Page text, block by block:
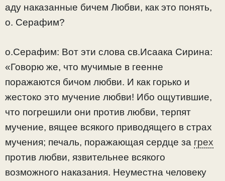
аду наказанные бичем Любви, как это понять,
о. Серафим?
о.Серафим: Вот эти слова св.Исаака Сирина:
«Говорю же, что мучимые в геенне
поражаются бичом любви. И как горько и
жестоко это мучение любви! Ибо ощутившие,
что погрешили они против любви, терпят
мучение, вящее всякого приводящего в страх
мучения; печаль, поражающая сердце за грех
против любви, язвительнее всякого
возможного наказания. Неуместна человеку